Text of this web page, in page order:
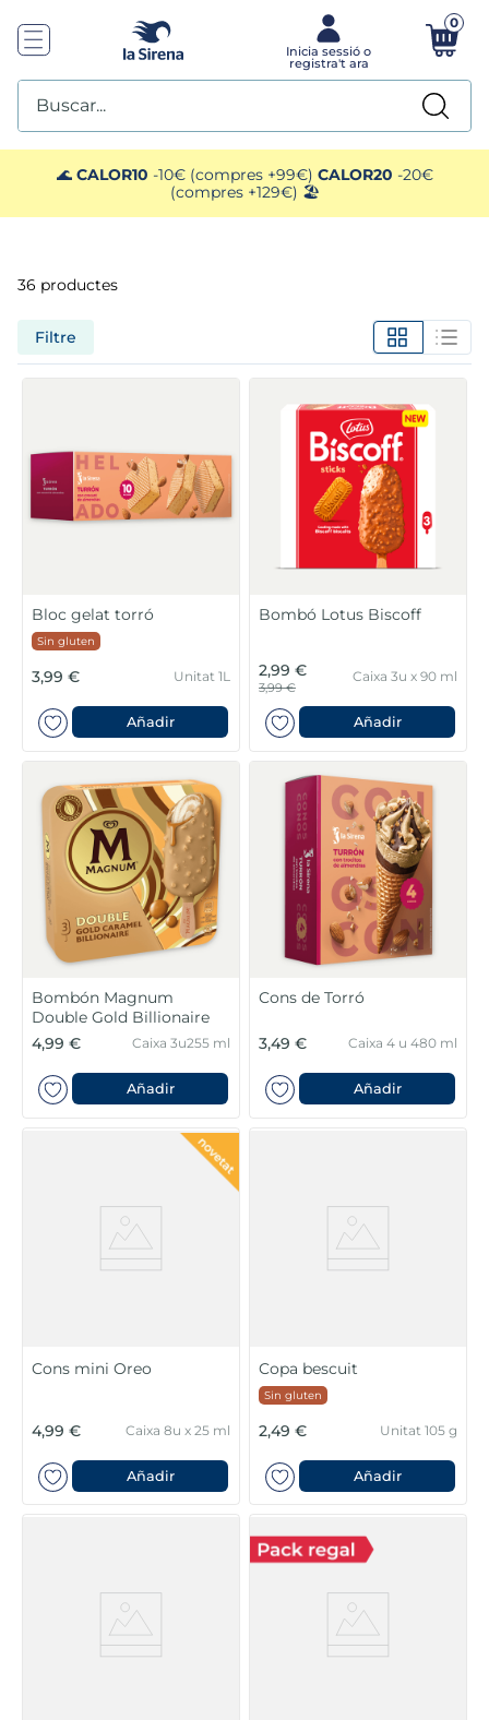
0
Buscar...
🌊 CALOR10 -10€ (compres +99€) CALOR20 -20€
(compres +129€) 🏖️
36 productes
Filtre
Bloc gelat torró
Sin gluten
3,99 € Unitat 1L
Añadir
Bombó Lotus Biscoff
2,99 €
3,99 €
Caixa 3u x 90 ml
Añadir
Bombón Magnum
Double Gold Billionaire
4,99 €
Caixa 3u255 ml
Añadir
Cons de Torró
3,49 € Caixa 4 u 480 ml
Añadir
Cons mini Oreo
4,99 € Caixa 8u x 25 ml
Añadir
Copa bescuit
Sin gluten
2,49 € Unitat 105 g
Añadir
TOP SEARCHES
1. mariscos
2. gelats sirena
ensaladilla
mejillon
. tequeños
gambas peladas